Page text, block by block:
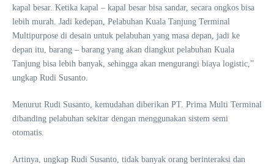
kapal besar. Ketika kapal – kapal besar bisa sandar, secara ongkos bisa
lebih murah. Jadi kedepan, Pelabuhan Kuala Tanjung Terminal
Multipurpose di desain untuk pelabuhan yang masa depan, jadi ke
depan itu, barang – barang yang akan diangkut pelabuhan Kuala
Tanjung bisa lebih banyak, sehingga akan mengurangi biaya logistic,”
ungkap Rudi Susanto.
Menurut Rudi Susanto, kemudahan diberikan PT. Prima Multi Terminal
dibanding pelabuhan sekitar dengan menggunakan sistem semi
otomatis.
Artinya, ungkap Rudi Susanto, tidak banyak orang berinteraksi dan